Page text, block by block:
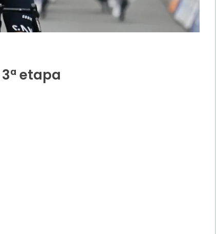
etapa